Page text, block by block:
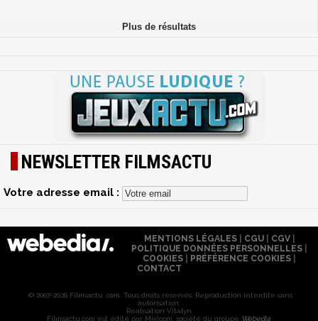
NEWSLETTER FILMSACTU
Votre adresse email :
MENTIONS LÉGALES| CGU| CGV|
POLITIQUE DONNÉES PERSONNELLES
COOKIES
PRÉFÉRENCE COOKIES
CONTACT
© 2007-2026 Filmsactu .com. Tous droits réservés. Reproduction interdite sans
autorisation.
Réalisation Vitalyn
Filmsactu .com est édité par Mixicom, société du groupe Webedia.